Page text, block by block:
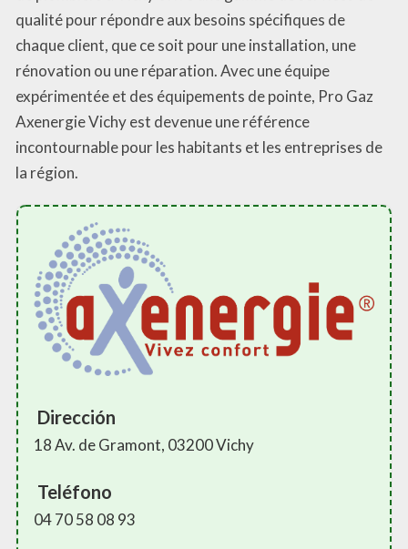
qualité pour répondre aux besoins spécifiques de
chaque client, que ce soit pour une installation, une
rénovation ou une réparation. Avec une équipe
expérimentée et des équipements de pointe, Pro Gaz
Axenergie Vichy est devenue une référence
incontournable pour les habitants et les entreprises de
la région.
Dirección
18 Av. de Gramont, 03200 Vichy
Teléfono
04 70 58 08 93